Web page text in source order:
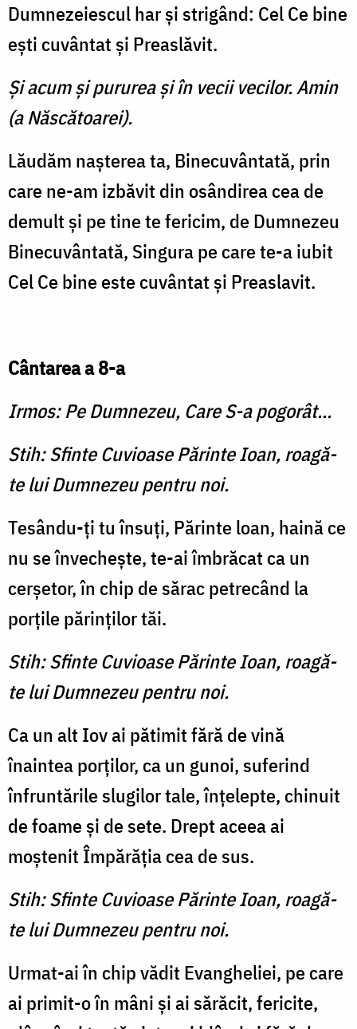
Dumnezeiescul har şi strigând: Cel Ce bine
eşti cuvântat şi Preaslăvit.
Şi acum şi pururea şi în vecii vecilor. Amin
(a Născătoarei).
Lăudăm naşterea ta, Binecuvântată, prin
care ne-am izbăvit din osândirea cea de
demult şi pe tine te fericim, de Dumnezeu
Binecuvântată, Singura pe care te-a iubit
Cel Ce bine este cuvântat şi Preaslavit.
Cântarea a 8-a
Irmos: Pe Dumnezeu, Care S-a pogorât...
Stih: Sfinte Cuvioase Părinte Ioan, roagă-
te lui Dumnezeu pentru noi.
Tesându-ţi tu însuţi, Părinte loan, haină ce
nu se învecheşte, te-ai îmbrăcat ca un
cerşetor, în chip de sărac petrecând la
porţile părinţilor tăi.
Stih: Sfinte Cuvioase Părinte Ioan, roagă-
te lui Dumnezeu pentru noi.
Ca un alt Iov ai pătimit fără de vină
înaintea porţilor, ca un gunoi, suferind
înfruntările slugilor tale, înţelepte, chinuit
de foame şi de sete. Drept aceea ai
moştenit Împărăţia cea de sus.
Stih: Sfinte Cuvioase Părinte Ioan, roagă-
te lui Dumnezeu pentru noi.
Urmat-ai în chip vădit Evangheliei, pe care
ai primit-o în mâni şi ai sărăcit, fericite,